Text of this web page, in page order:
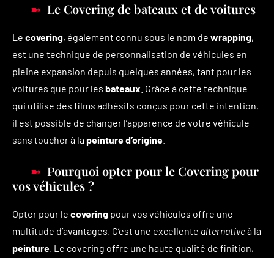
Le Covering de bateaux et de voitures
Le covering, également connu sous le nom de wrapping,
est une technique de personnalisation de véhicules en
pleine expansion depuis quelques années, tant pour les
voitures que pour les bateaux . Grâce à cette technique
qui utilise des films adhésifs conçus pour cette intention,
il est possible de changer l’apparence de votre véhicule
sans toucher à lapeinture d’origine
Pourquoi opter pour le Covering pour
vos véhicules ?
Opter pour le covering pour vos véhicules offre une
multitude d’avantages. C’est une excellente alternativeà la
peinture . Le covering offre une haute qualité de finition,